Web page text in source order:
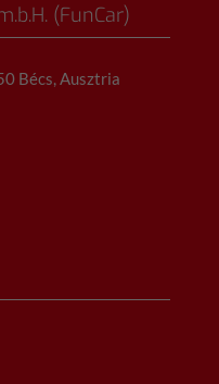
(FunCar)
Bécs, Ausztria